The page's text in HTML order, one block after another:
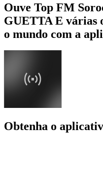
Ouve Top FM
GUETTA E várias
o mundo com a
Obtenha o